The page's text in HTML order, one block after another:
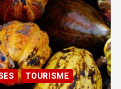
TOURISME